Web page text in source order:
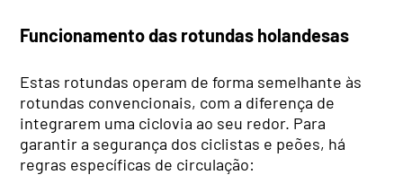
Funcionamento das rotundas holandesas
Estas rotundas operam de forma semelhante às
rotundas convencionais, com a diferença de
integrarem uma ciclovia ao seu redor. Para
garantir a segurança dos ciclistas e peões, há
regras específicas de circulação: